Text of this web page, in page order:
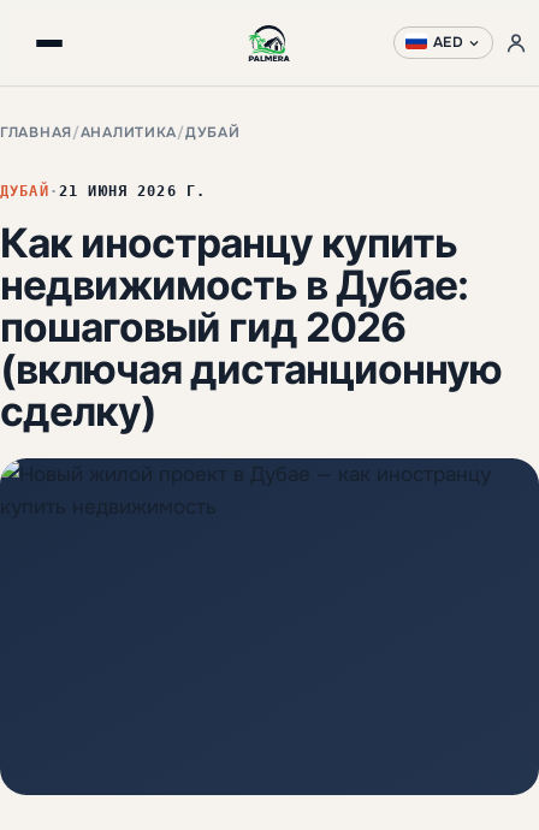
AED
ГЛАВНАЯ/АНАЛИТИКА/ДУБАЙ
ДУБАЙ · 21 ИЮНЯ 2026 Г.
Как иностранцу купить
недвижимость в Дубае:
пошаговый гид 2026
(включая дистанционную
сделку)